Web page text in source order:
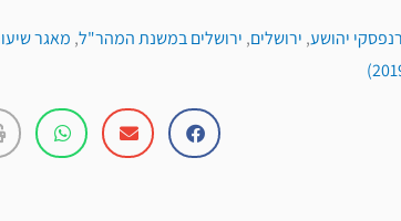
יהושע, ירושלים, ירושלים במשנת המהר"ל, מאגר